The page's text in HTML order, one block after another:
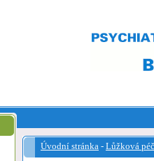
Úvodní stránka - Lůžková